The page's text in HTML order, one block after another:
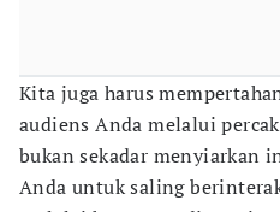
Kita juga harus
audiens Anda melalui
bukan sekadar menyiarkan
Anda untuk saling